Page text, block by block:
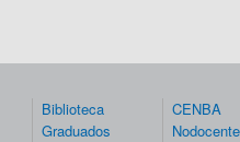
Biblioteca
Graduados
CENBA